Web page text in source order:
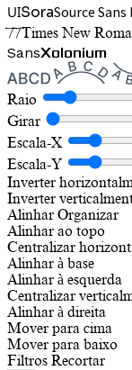
UISoraSource Sans
TTTimes New
SansXolonium
Raio
Girar
Escala-X
Escala-Y
Inverter
Inverter
Alinhar Organizar
Alinhar ao topo
Centralizar
Alinhar à base
Alinhar à esquerda
Centralizar
Alinhar à direita
Mover para cima
Mover para baixo
Filtros Recortar